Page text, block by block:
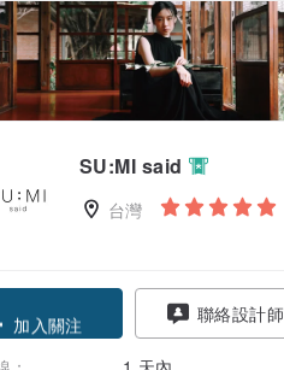
SU:MI said
台灣
領優惠券 聯絡設計師